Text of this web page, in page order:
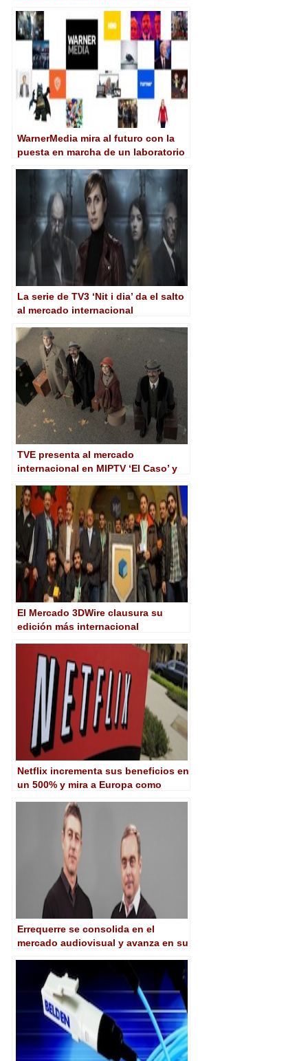
WarnerMedia mira al futuro con la
puesta en marcha de un laboratorio
La serie de TV3 ‘Nit i dia’ da el salto
al mercado internacional
TVE presenta al mercado
internacional en MIPTV ‘El Caso’ y
El Mercado 3DWire clausura su
edición más internacional
Netflix incrementa sus beneficios en
un 500% y mira a Europa como
Errequerre se consolida en el
mercado audiovisual y avanza en su